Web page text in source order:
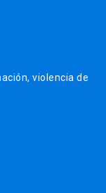
violencia de